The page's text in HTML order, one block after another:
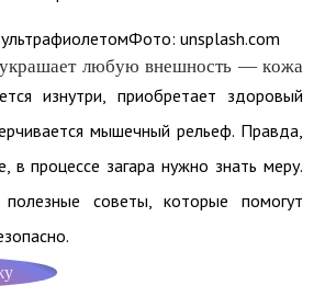
ультрафиолетомФото: unsplash.com
украшает любую внешность — кожа
изнутри, приобретает здоровый
мышечный рельеф. Правда,
процессе загара нужно знать меру.
советы, которые помогут